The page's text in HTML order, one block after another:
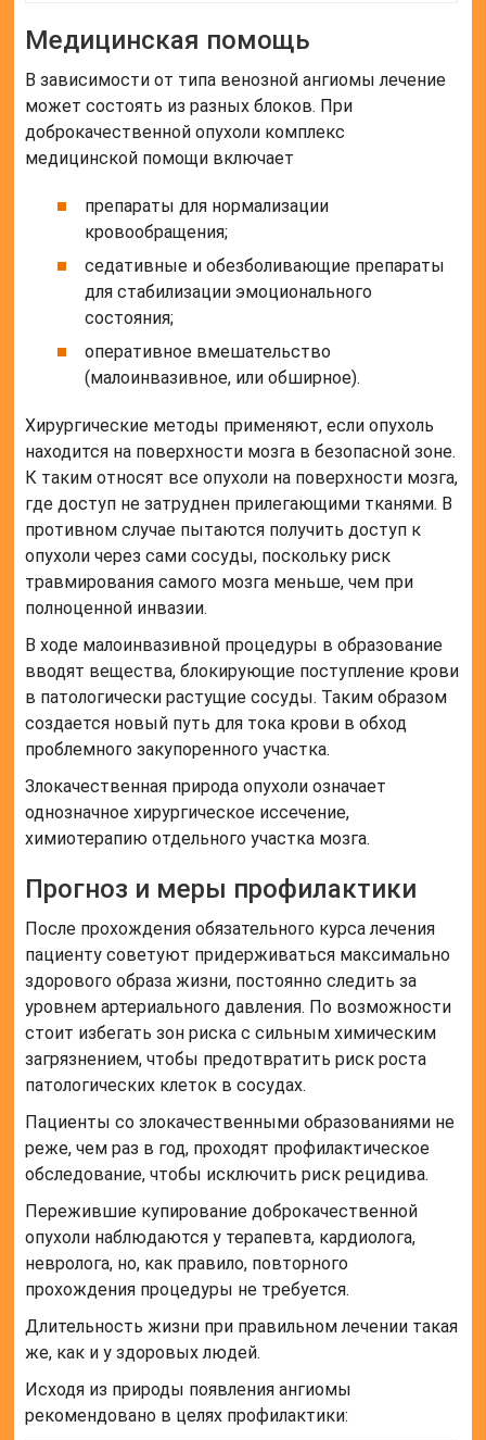
Медицинская помощь
В зависимости от типа венозной ангиомы лечение
может состоять из разных блоков. При
доброкачественной опухоли комплекс
медицинской помощи включает
препараты для нормализации
кровообращения;
седативные и обезболивающие препараты
для стабилизации эмоционального
состояния;
оперативное вмешательство
(малоинвазивное, или обширное).
Хирургические методы применяют, если опухоль
находится на поверхности мозга в безопасной зоне.
К таким относят все опухоли на поверхности мозга,
где доступ не затруднен прилегающими тканями. В
противном случае пытаются получить доступ к
опухоли через сами сосуды, поскольку риск
травмирования самого мозга меньше, чем при
полноценной инвазии.
В ходе малоинвазивной процедуры в образование
вводят вещества, блокирующие поступление крови
в патологически растущие сосуды. Таким образом
создается новый путь для тока крови в обход
проблемного закупоренного участка.
Злокачественная природа опухоли означает
однозначное хирургическое иссечение,
химиотерапию отдельного участка мозга.
Прогноз и меры профилактики
После прохождения обязательного курса лечения
пациенту советуют придерживаться максимально
здорового образа жизни, постоянно следить за
уровнем артериального давления. По возможности
стоит избегать зон риска с сильным химическим
загрязнением, чтобы предотвратить риск роста
патологических клеток в сосудах.
Пациенты со злокачественными образованиями не
реже, чем раз в год, проходят профилактическое
обследование, чтобы исключить риск рецидива.
Пережившие купирование доброкачественной
опухоли наблюдаются у терапевта, кардиолога,
невролога, но, как правило, повторного
прохождения процедуры не требуется.
Длительность жизни при правильном лечении такая
же, как и у здоровых людей.
Исходя из природы появления ангиомы
рекомендовано в целях профилактики: